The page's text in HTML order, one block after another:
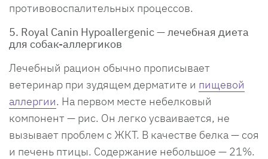
противовоспалительных процессов.
5. Royal Canin Hypoallergenic — лечебная диета
для собак-аллергиков
Лечебный рацион обычно прописывает
ветеринар при зудящем дерматите и пищевой
аллергии. На первом месте небелковый
компонент — рис. Он легко усваивается, не
вызывает проблем с ЖКТ. В качестве белка — соя
и печень птицы. Содержание небольшое — 21%.